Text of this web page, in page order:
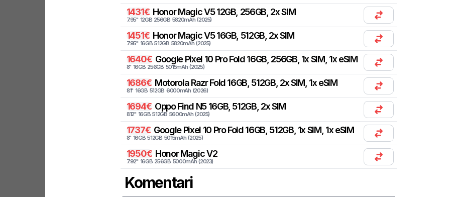
1431€ Honor Magic V5 12GB, 256GB, 2x SIM
7.95" 12GB 256GB 5820mAh (2025)
1451€ Honor Magic V5 16GB, 512GB, 2x SIM
7.95" 16GB 512GB 5820mAh (2025)
1640€ Google Pixel 10 Pro Fold 16GB, 256GB, 1x SIM, 1x eSIM
8" 16GB 256GB 5015mAh (2025)
1686€ Motorola Razr Fold 16GB, 512GB, 2x SIM, 1x eSIM
8.1" 16GB 512GB 6000mAh (2026)
1694€ Oppo Find N5 16GB, 512GB, 2x SIM
8.12" 16GB 512GB 5600mAh (2025)
1737€ Google Pixel 10 Pro Fold 16GB, 512GB, 1x SIM, 1x eSIM
8" 16GB 512GB 5015mAh (2025)
1950€ Honor Magic V2
7.92" 16GB 256GB 5000mAh (2023)
Komentari